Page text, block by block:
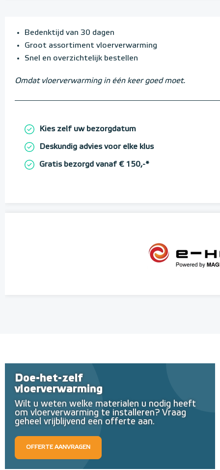
Bedenktijd van 30 dagen
Groot assortiment vloerverwarming
Snel en overzichtelijk bestellen
Omdat vloerverwarming in één keer goed moet.
Kies zelf uw bezorgdatum
Deskundig advies voor elke klus
Gratis bezorgd vanaf € 150,-*
Doe-het-zelf
vloerverwarming
Wilt u weten welke materialen u nodig heeft
om vloerverwarming te installeren? Vraag
geheel vrijblijvend een offerte aan.
OFFERTE AANVRAGEN